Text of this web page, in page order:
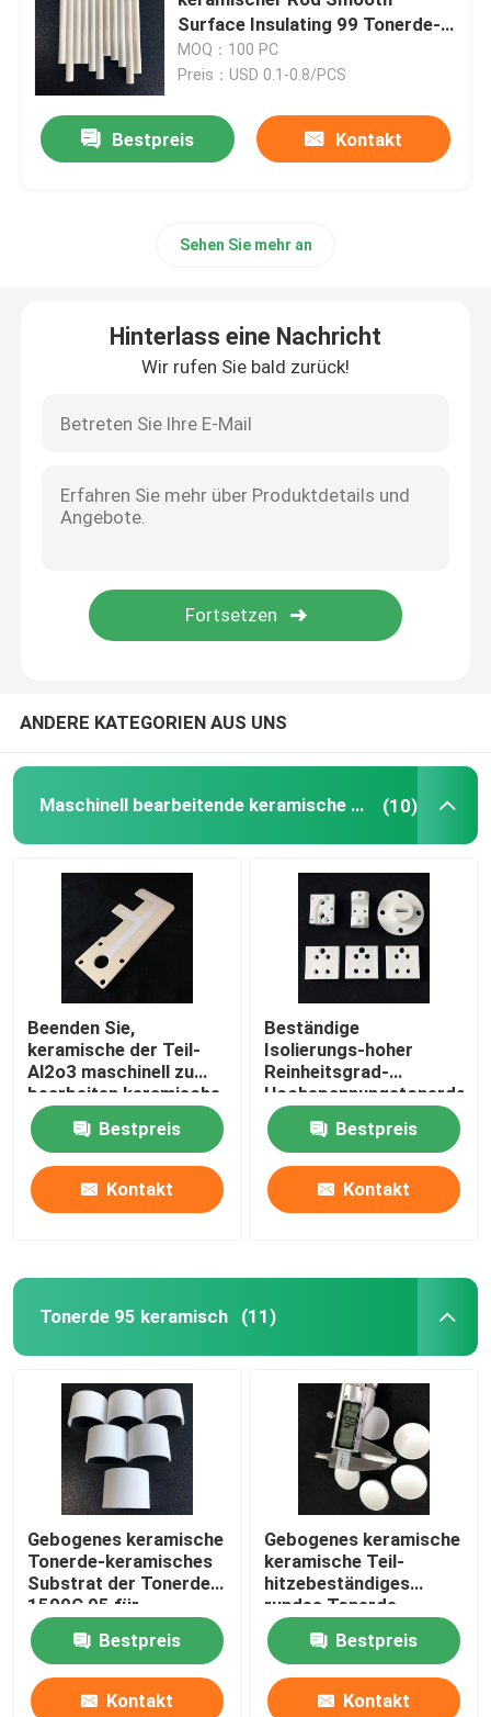
Aluminiumoxyd keramisch
Steatit keramisch
Keramische Platte der Tonerde
Tonerde-keramischer Isolator
Surface Insulating 99 Tonerde-
keramische Präzisionsteile
MOQ：100 PC
Preis：USD 0.1-0.8/PCS
Bestpreis Kontakt
Sehen Sie mehr an
Hinterlass eine Nachricht
Wir rufen Sie bald zurück!
ANDERE KATEGORIEN AUS UNS
Maschinell bearbeitende keramische Teile (10)
Beenden Sie,
keramische der Teil-
Al2o3 maschinell zu
bearbeiten keramische
Tonerde-keramische
Platte Vakuumdes
sog99
Bestpreis
Kontakt
Beständige
Isolierungs-hoher
Reinheitsgrad-
Hochspannungstonerde
keramisch für New
Energy-Industrie
Bestpreis
Kontakt
Tonerde 95 keramisch (11)
Gebogenes keramische
Tonerde-keramisches
Substrat der Tonerde-
1500C 95 für
Isolierungs-
Hitzebeständigkeit
Bestpreis
Kontakt
Gebogenes keramische
keramische Teil-
hitzebeständiges
rundes Tonerde-
Substrat der Platten-
95
Bestpreis
Kontakt